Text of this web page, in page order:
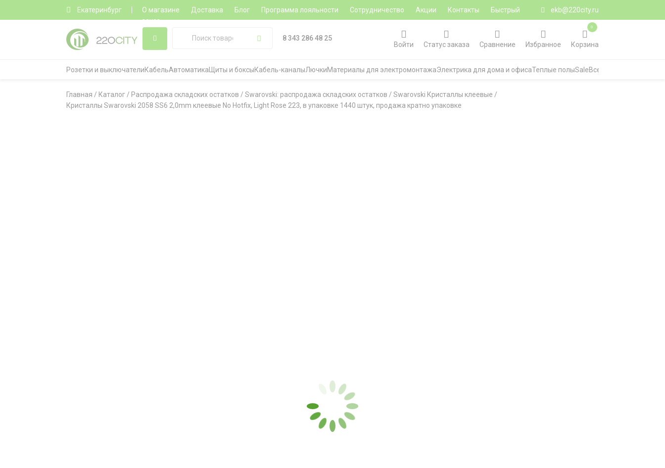
Екатеринбург О магазине Доставка Блог Программа лояльности Сотрудничество Акции Контакты
Быстрый
заказ
ekb@220city.ru
8 343 286 48 25
Войти
Статус заказа Сравнение Избранное Корзина
0
Розетки и выключателиКабельАвтоматика Щиты и боксыКабель-каналыЛючкиМатериалы для электромонтажаЭлектрика для дома и офисаТеплые полыSaleВсе категории
Главная / Каталог / Распродажа складских остатков / Swarovski: распродажа складских остатков / Swarovski Кристаллы клеевые /
Кристаллы Swarovski 2058 SS6 2,0mm клеевые No Hotfix, Light Rose 223, в упаковке 1440 штук, продажа кратно упаковке